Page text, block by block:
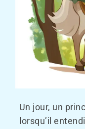
Un jour, un
lorsqu’il